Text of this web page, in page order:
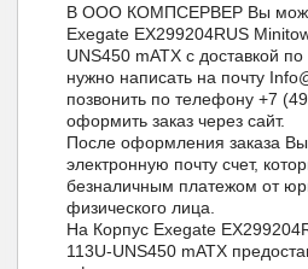
В ООО КОМПСЕРВЕР Вы
Exegate EX299204RUS
UNS450 mATX с доставкой
нужно написать на почту
позвонить по телефону +7
оформить заказ через сайт.
После оформления заказа
электронную почту счет,
безналичным платежом от
физического лица.
На Корпус Exegate
113U-UNS450 mATX